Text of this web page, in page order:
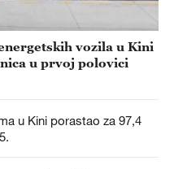
vozila u Kini
u prvoj polovici
u Kini porastao za 97,4